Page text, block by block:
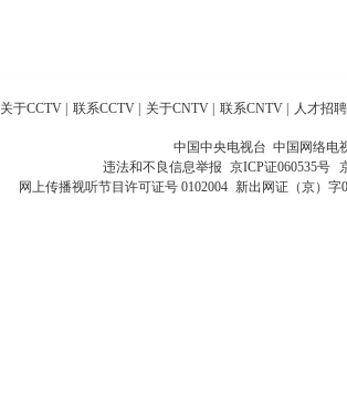
关于CCTV 联系CCTV 关于CNTV 联系CNTV 人才招聘
中国中央电视台 中国网络电
违法和不良信息举报 京ICP证060535号
网上传播视听节目许可证号 0102004 新出网证（京）